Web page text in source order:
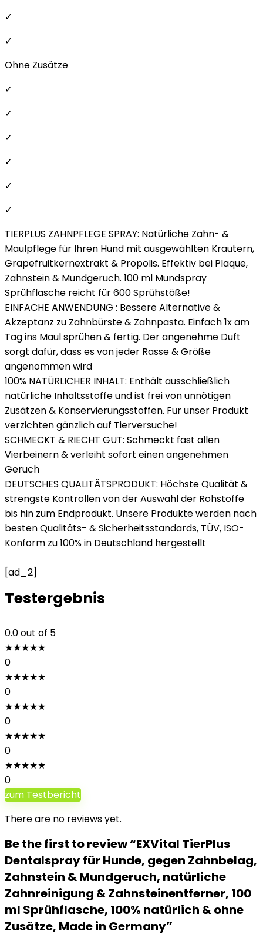
✓
✓
Ohne Zusätze
✓
✓
✓
✓
✓
✓
TIERPLUS ZAHNPFLEGE SPRAY: Natürliche Zahn- &
Maulpflege für Ihren Hund mit ausgewählten Kräutern,
Grapefruitkernextrakt & Propolis. Effektiv bei Plaque,
Zahnstein & Mundgeruch. 100 ml Mundspray
Sprühflasche reicht für 600 Sprühstöße!
EINFACHE ANWENDUNG : Bessere Alternative &
Akzeptanz zu Zahnbürste & Zahnpasta. Einfach 1x am
Tag ins Maul sprühen & fertig. Der angenehme Duft
sorgt dafür, dass es von jeder Rasse & Größe
angenommen wird
100% NATÜRLICHER INHALT: Enthält ausschließlich
natürliche Inhaltsstoffe und ist frei von unnötigen
Zusätzen & Konservierungsstoffen. Für unser Produkt
verzichten gänzlich auf Tierversuche!
SCHMECKT & RIECHT GUT: Schmeckt fast allen
Vierbeinern & verleiht sofort einen angenehmen
Geruch
DEUTSCHES QUALITÄTSPRODUKT: Höchste Qualität &
strengste Kontrollen von der Auswahl der Rohstoffe
bis hin zum Endprodukt. Unsere Produkte werden nach
besten Qualitäts- & Sicherheitsstandards, TÜV, ISO-
Konform zu 100% in Deutschland hergestellt
[ad_2]
Testergebnis
0.0out of 5
★★★★★
0
★★★★★
0
★★★★★
0
★★★★★
0
★★★★★
0
zum Testbericht
There are no reviews yet.
Be the first to review “EXVital TierPlus
Dentalspray für Hunde, gegen Zahnbelag,
Zahnstein & Mundgeruch, natürliche
Zahnreinigung & Zahnsteinentferner, 100
ml Sprühflasche, 100% natürlich & ohne
Zusätze, Made in Germany”